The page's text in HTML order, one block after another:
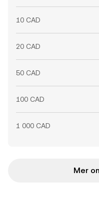
10 CAD
20 CAD
50 CAD
100 CAD
1 000 CAD
Mer